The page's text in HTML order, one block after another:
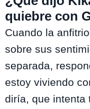
quiebre con
Cuando la
sobre sus
separada,
estoy viviendo
diría, que intenta